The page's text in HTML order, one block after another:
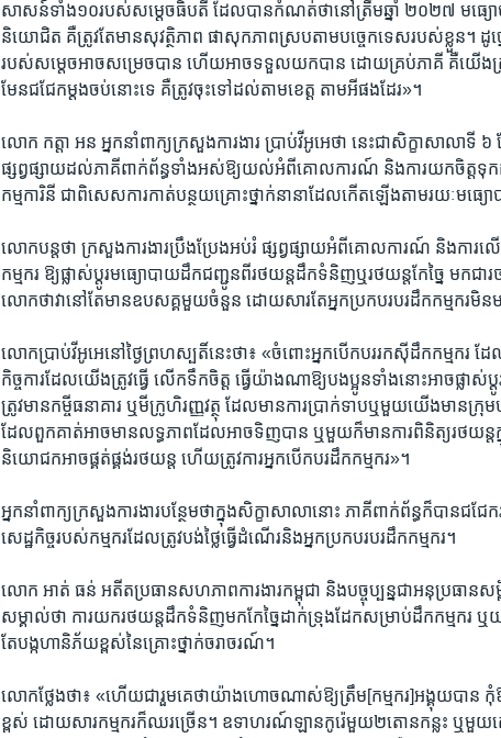
សាសន៍​ទាំ​ង១០​របស់​សម្តេច​ធិបតី ដែល​បាន​កំណត់​ថានៅ​ត្រឹម​ឆ្នាំ​ ២០២៧ មធ្យោ​
និយោជិត គឺ​ត្រូវ​តែ​មាន​សុវត្ថិភាព ផាសុក​ភាព​ស្រប​តាម​បច្ចេកទេស​របស់​ខ្លួន។ ដូ
របស់​សម្តេច​អាច​សម្រេច​បាន ហើយ​អាច​ទទួល​យកបាន ដោយ​គ្រប់​ភាគី គឺ​យើង​ត្
មែន​ជជែក​ម្តង​ចប់​នោះ​ទេ គឺ​ត្រូវ​ចុះទៅ​ដល់​តាម​ខេត្ត​ តាម​អី​ផង​ដែរ»។
លោក កត្តា អន អ្នក​នាំ​ពាក្យ​ក្រសួង​ការងារ ប្រាប់​វីអូអេ​ថា​ នេះ​ជា​សិក្ខា​សាលា​
ផ្សព្វផ្សាយ​ដល់​ភាគី​ពាក់​ព័ន្ធ​ទាំង​អស់​ឱ្យ​យល់​អំពី​គោល​ការណ៍ ​និង​ការយក​ចិត្ត​ទុក​
កម្មកា​រិនី ជា​ពិសេសការ​កាត់​បន្ថយ​គ្រោះ​ថ្នាក់នានា​ដែល​កើត​ឡើង​តាម​រយៈ​មធ្យ
លោក​បន្ត​ថា ​ក្រសួង​ការងារ​ប្រឹង​ប្រែង​អប់រំ ​ផ្សព្វ​ផ្សាយ​អំពី​គោល​ការណ៍ និង​ការ​ល
កម្មករ​ ឱ្យ​ផ្លាស់ប្តូរ​មធ្យោបាយ​ដឹក​ជញ្ជូន​ពី​រថយន្ត​ដឹក​ទំនិញ​ឬរថយន្ត​កែច្នៃ មក​ជ
លោក​ថា​វា​នៅ​តែ​មាន​ឧបសគ្គ​មួយ​ចំនួន ​ដោយ​សារ​តែ​អ្នក​ប្រកប​របរ​ដឹក​កម្មករ​មិន​មា
លោក​ប្រាប់​វីអូអេ​នៅ​ថ្ងៃ​ព្រហស្បតិ៍នេះ​ថា៖ «​ចំពោះ​អ្នក​បើកបរ​រកស៊ី​ដឹក​កម្មករ ដែល​គ្
កិច្ចការ​ដែល​យើង​ត្រូវ​ធ្វើ​ លើក​ទឹក​ចិត្ត ធ្វើ​យ៉ាង​ណាឱ្យ​បង​ប្អូន​ទាំង​នោះ​អាច​ផ្ល
ត្រូវ​មាន​កម្ចី​ធនាគារ ឬ​មីក្រូហិរញ្ញវត្ថុ ដែល​មាន​ការ​ប្រាក់​ទាបឬ​មួយ​យើង​មាន​
ដែល​ពួក​គាត់​អា​ច​មាន​លទ្ធ​ភាព​ដែល​អាច​ទិញ​បាន ឬមួយ​ក៏​មាន​ការ​ពិនិត្យ​រថយន្ត​
និយោជក​អាច​ផ្គត់​ផ្គង់​រថយន្ត​ ហើយ​ត្រូវ​ការ​អ្នក​បើក​បរ​ដឹក​កម្មករ​»។
អ្នកនាំពាក្យ​ក្រសួង​ការងារ​បន្ថែម​ថា​ក្នុង​សិក្ខា​សាលា​នោះ ​ភាគី​ពាក់​ព័ន្ធ​ក៏​បាន​
សេដ្ឋកិច្ច​របស់​កម្មករ​ដែល​ត្រូវ​បង់​ថ្លៃ​ធ្វើ​ដំណើរ​និង​អ្នក​ប្រកប​របរ​ដឹក​កម្មករ​។
លោក អាត់ ធន់ ​អតីត​ប្រធាន​សហភាព​ការងារ​កម្ពុជា និង​បច្ចុប្បន្ន​ជា​អនុ​ប្រធាន​
សម្គាល់ថា ​ការ​យក​រថយន្ដ​ដឹក​ទំនិញ​មក​កែ​ច្នៃ​ដាក់​ទ្រុង​ដែក​សម្រាប់​ដឹក​កម្មករ​ ឬ​
តែបង្ក​ហានិភ័យ​ខ្ពស់​នៃ​គ្រោះ​ថ្នាក់​ចរាចរណ៍​។
លោក​ថ្លែង​ថា៖ «ហើយ​ជារួម​គេ​ថា​យ៉ាង​ហោច​ណាស់​ឱ្យ​ត្រឹម​[កម្មករ]​អង្គុយ​បាន​ កុំ​ឱ្យ​
ខ្ពស់ ដោយសារកម្មករ​ក៏​ឈ​រច្រើន។ ឧទាហរណ៍​ឡាន​កូរ៉េ​មួយ​២​តោន​កន្លះ ​ឬមួយ​ត